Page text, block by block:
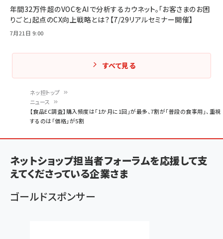
く
ず
ネッ担トップ
ニュース
【食品EC調査】購入頻度は「1か月に1回」が最多、7割が「普段の食事用」、重視
するのは「価格」が5割
年間32万件超のVOCをAIで分析するカウネット。「お客さまのお困
りごと」起点のCX向上戦略とは？【7/29リアルセミナー開催】
7月21日 9:00
すべて見る
ネットショップ担当者フォーラムを応援して支
えてくださっている企業さま
ゴールドスポンサー